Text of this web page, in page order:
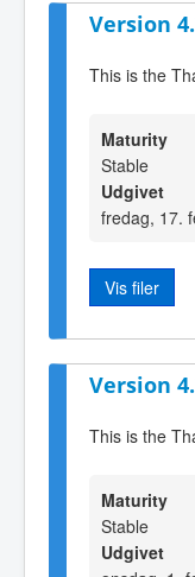
Version
This is the
Maturity
Stable
Udgivet
fredag, 17.
Vis filer
Version
This is the
Maturity
Stable
Udgivet